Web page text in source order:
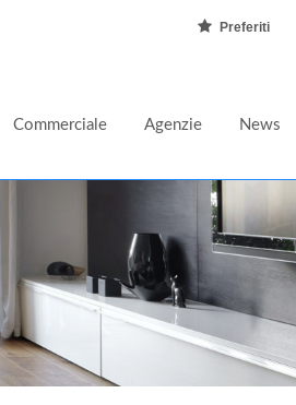
Preferiti
Commerciale Agenzie News